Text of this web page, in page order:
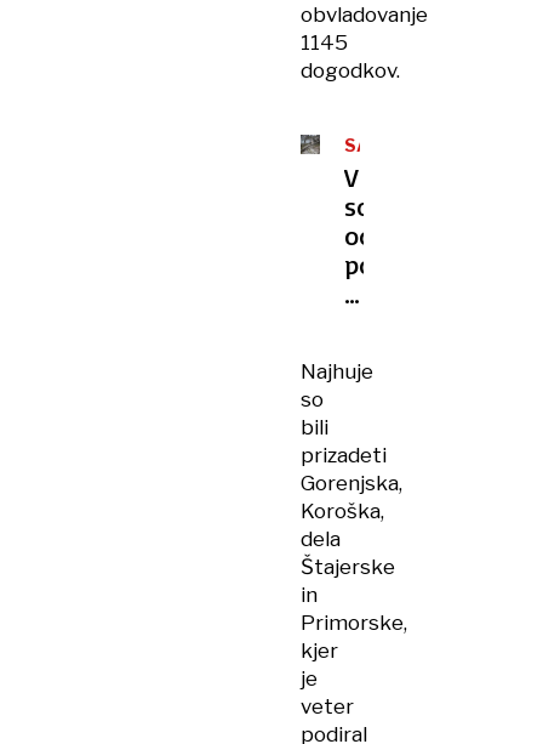
obvladovanje
1145
dogodkov.
SANACIJA
V
sobotnem
odpravljanju
posledic
vetroloma
Najhuje
so
bili
prizadeti
Gorenjska,
Koroška,
dela
Štajerske
in
Primorske,
kjer
je
veter
podiral